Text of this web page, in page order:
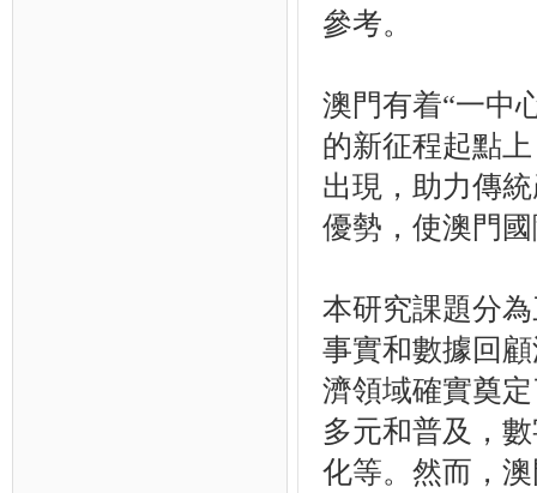
參考。
澳門有着“一中
的新征程起點
出現，助力傳
優勢，使澳門
本研究課題分
事實和數據回
濟領域確實奠
多元和普及，
化等。然而，